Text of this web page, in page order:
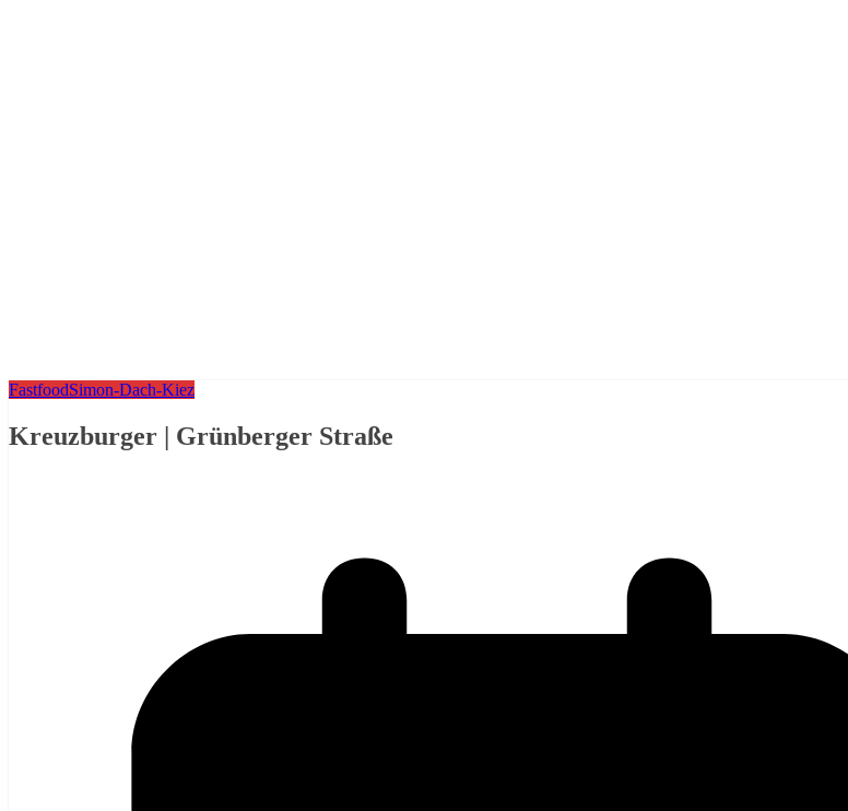
FastfoodSimon-Dach-Kiez
Kreuzburger | Grünberger Straße